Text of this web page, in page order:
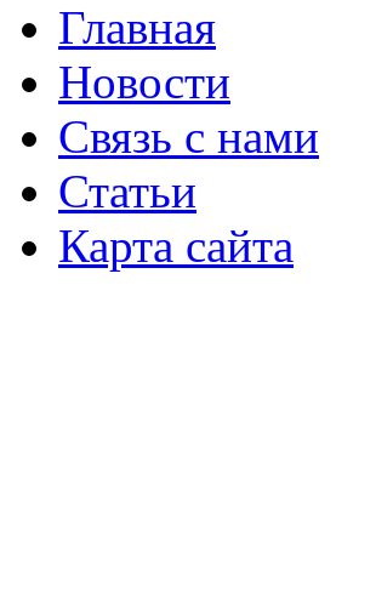
Главная
Новости
Связь с нами
Статьи
Карта сайта